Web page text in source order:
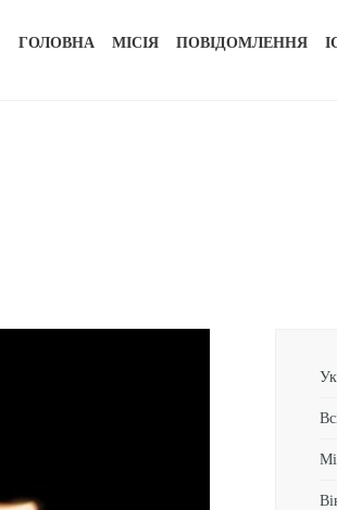
ГОЛОВНА МІСІЯ ПОВІДОМЛЕННЯ